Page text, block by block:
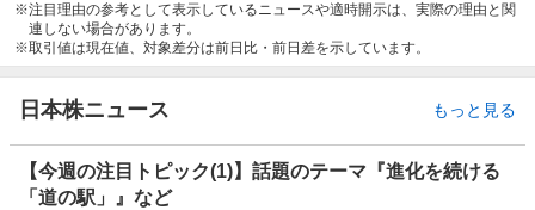
注目理由の参考として表示しているニュースや適時開示は、実際の理由と関
連しない場合があります。
取引値は現在値、対象差分は前日比・前日差を示しています。
日本株ニュース もっと見る
【今週の注目トピック(1)】話題のテーマ『進化を続ける
「道の駅」』など